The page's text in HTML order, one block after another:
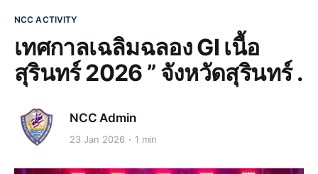
NCC ACTIVITY
เทศกาลเฉลิมฉลอง GI เนื้อ
สุรินทร์ 2026 ” จังหวัดสุรินทร์ .
NCC Admin
23 Jan 2026 1 min